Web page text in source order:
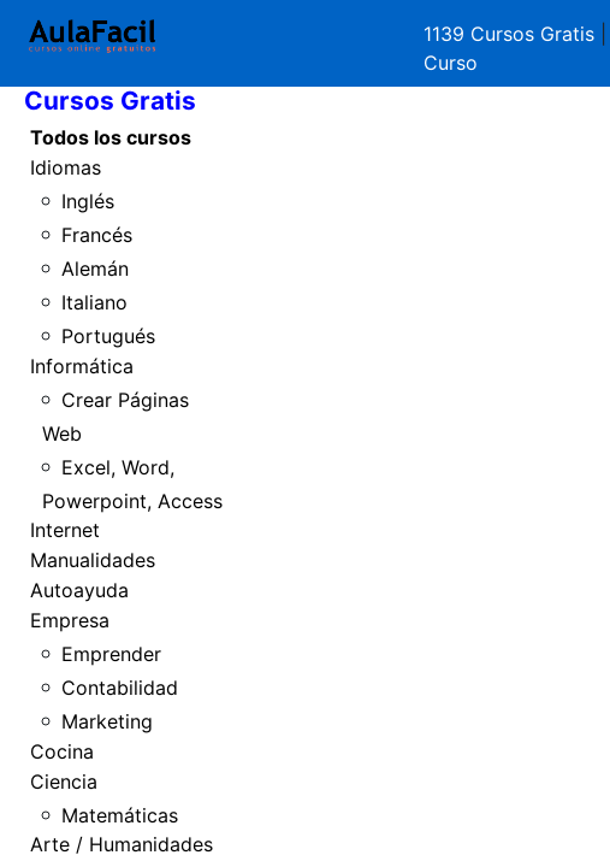
1139 Cursos Gratis
Curso
Inicio
Cursos Gratis
Todos los cursos
Idiomas
Inglés
Francés
Alemán
Italiano
Portugués
Informática
Crear Páginas
Web
Excel, Word,
Powerpoint, Access
Internet
Manualidades
Autoayuda
Empresa
Emprender
Contabilidad
Marketing
Cocina
Ciencia
Matemáticas
Arte / Humanidades